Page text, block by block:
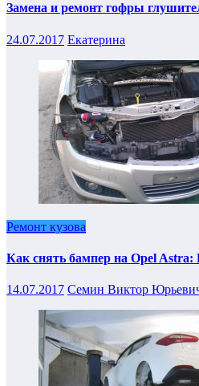
Замена и ремонт гофры
24.07.2017 Екатерина
Ремонт кузова
Как снять бампер на Opel Astra:
14.07.2017 Семин Виктор